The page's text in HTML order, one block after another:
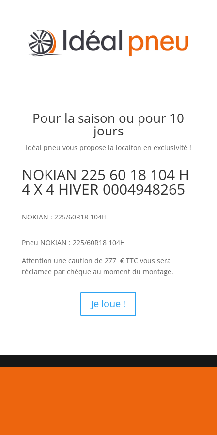
Pour la saison ou pour 10
jours
Idéal pneu vous propose la locaiton en exclusivité !
NOKIAN 225 60 18 104 H
4 X 4 HIVER 0004948265
NOKIAN : 225/60R18 104H
Pneu NOKIAN : 225/60R18 104H
Attention une caution de 277 € TTC vous sera
réclamée par chèque au moment du montage.
Je loue !